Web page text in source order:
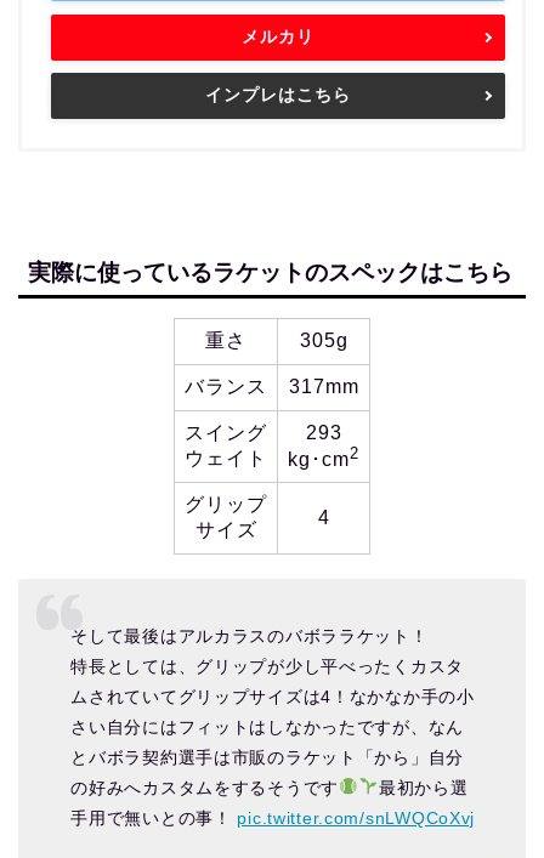
メルカリ
インプレはこちら
実際に使っているラケットのスペックはこちら
重さ 305g
バランス 317mm
スイング
ウェイト
293
kg･cm2
グリップ
サイズ
4
そして最後はアルカラスのバボララケット！
特長としては、グリップが少し平べったくカスタ
ムされていてグリップサイズは4！なかなか手の小
さい自分にはフィットはしなかったですが、なん
とバボラ契約選手は市販のラケット「から」自分
の好みへカスタムをするそうです
最初から選
手用で無いとの事！ pic.twitter.com/snLWQCoXvj